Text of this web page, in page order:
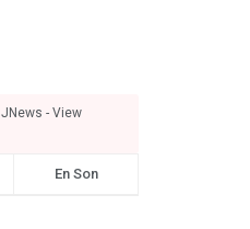
- View
En Son